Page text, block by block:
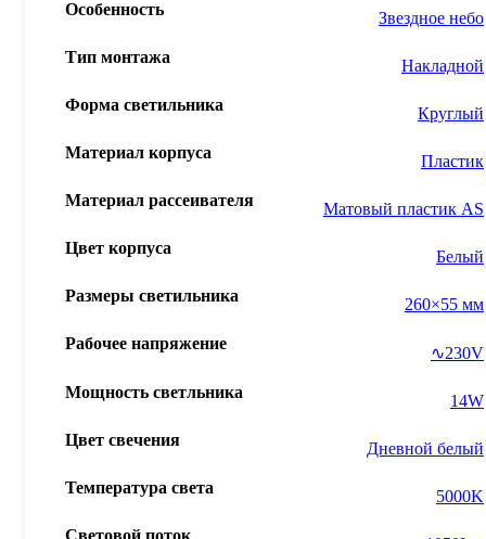
Особенность Звездное небо
Тип монтажа Накладной
Форма светильника Круглый
Материал корпуса Пластик
Материал рассеивателя Матовый пластик AS
Цвет корпуса Белый
Размеры светильника 260×55 мм
Рабочее напряжение ∿230V
Мощность светльника 14W
Цвет свечения Дневной белый
Температура света 5000K
Световой поток